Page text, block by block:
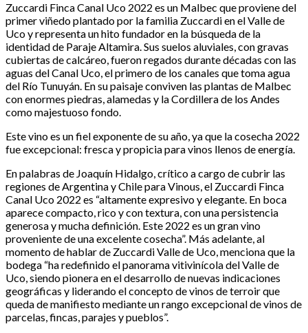
Zuccardi Finca Canal Uco 2022 es un Malbec que proviene del
primer viñedo plantado por la familia Zuccardi en el Valle de
Uco y representa un hito fundador en la búsqueda de la
identidad de Paraje Altamira. Sus suelos aluviales, con gravas
cubiertas de calcáreo, fueron regados durante décadas con las
aguas del Canal Uco, el primero de los canales que toma agua
del Río Tunuyán. En su paisaje conviven las plantas de Malbec
con enormes piedras, alamedas y la Cordillera de los Andes
como majestuoso fondo.
Este vino es un fiel exponente de su año, ya que la cosecha 2022
fue excepcional: fresca y propicia para vinos llenos de energía.
En palabras de Joaquín Hidalgo, crítico a cargo de cubrir las
regiones de Argentina y Chile para Vinous, el Zuccardi Finca
Canal Uco 2022 es “altamente expresivo y elegante. En boca
aparece compacto, rico y con textura, con una persistencia
generosa y mucha definición. Este 2022 es un gran vino
proveniente de una excelente cosecha”. Más adelante, al
momento de hablar de Zuccardi Valle de Uco, menciona que la
bodega “ha redefinido el panorama vitivinícola del Valle de
Uco, siendo pionera en el desarrollo de nuevas indicaciones
geográficas y liderando el concepto de vinos de terroir que
queda de manifiesto mediante un rango excepcional de vinos de
parcelas, fincas, parajes y pueblos”.